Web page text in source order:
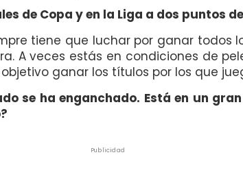
de Copa y en la Liga a dos puntos
tiene que luchar por ganar todos
A veces estás en condiciones de
ganar los títulos por los que
se ha enganchado. Está en un
Publicidad